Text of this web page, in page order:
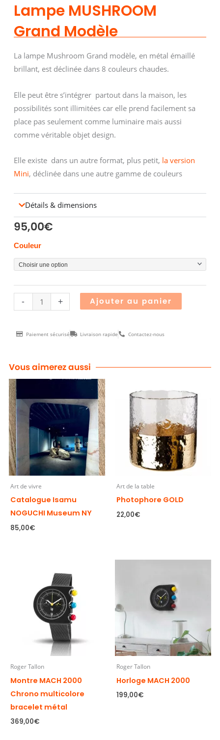
Lampe MUSHROOM
Grand Modèle
La lampe Mushroom Grand modèle, en métal émaillé
brillant, est déclinée dans 8 couleurs chaudes.
Elle peut être s’intégrer partout dans la maison, les
possibilités sont illimitées car elle prend facilement sa
place pas seulement comme luminaire mais aussi
comme véritable objet design.
Elle existe dans un autre format, plus petit, la version
Mini, déclinée dans une autre gamme de couleurs
Détails & dimensions
95,00€
Couleur
-
quantité
de
Lampe
MUSHROOM
Modèle
+ Ajouter au panier
Paiement sécurisé Livraison rapide Contactez-nous
Vous aimerez aussi
Art de vivre
Catalogue Isamu
NOGUCHI Museum NY
85,00€
Art de la table
Photophore GOLD
22,00€
Roger Tallon
Montre MACH 2000
Chrono multicolore
bracelet métal
369,00€
Roger Tallon
Horloge MACH 2000
199,00€